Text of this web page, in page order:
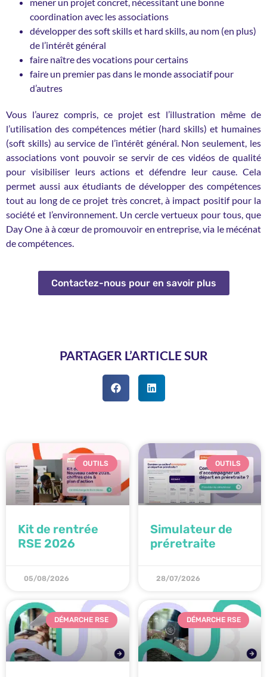
coordination avec les associations
développer des soft skills et hard skills, au nom (en plus)
de l’intérêt général
faire naître des vocations pour certains
faire un premier pas dans le monde associatif pour
d’autres
Vous l’aurez compris, ce projet est l’illustration même de
l’utilisation des compétences métier (hard skills) et humaines
(soft skills) au service de l’intérêt général. Non seulement, les
associations vont pouvoir se servir de ces vidéos de qualité
pour visibiliser leurs actions et défendre leur cause. Cela
permet aussi aux étudiants de développer des compétences
tout au long de ce projet très concret, à impact positif pour la
société et l’environnement. Un cercle vertueux pour tous, que
Day One à à cœur de promouvoir en entreprise, via le mécénat
de compétences.
Contactez-nous pour en savoir plus
PARTAGER L’ARTICLE SUR
OUTILS
Kit de rentrée
RSE 2026
05/08/2026
OUTILS
Simulateur de
préretraite
28/07/2026
DÉMARCHE RSE DÉMARCHE RSE